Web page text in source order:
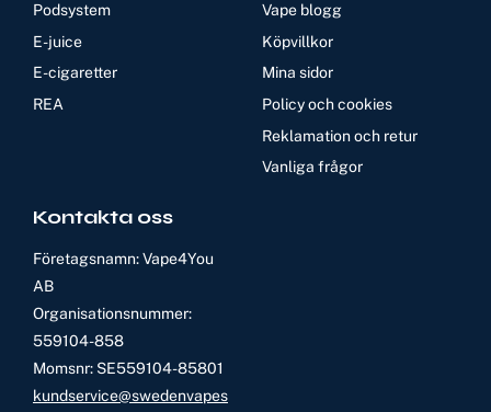
Podsystem
E-juice
E-cigaretter
REA
Vape blogg
Köpvillkor
Mina sidor
Policy och cookies
Reklamation och retur
Vanliga frågor
Kontakta oss
Företagsnamn: Vape4You
AB
Organisationsnummer:
559104-858
Momsnr: SE559104-85801
kundservice@swedenvapes